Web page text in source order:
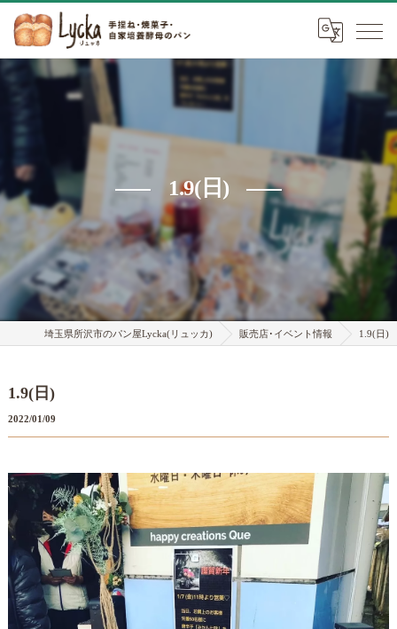
1.9(日)
埼玉県所沢市のパン屋Lycka(リュッカ) 販売店･イベント情報 1.9(日)
1.9(日)
2022/01/09